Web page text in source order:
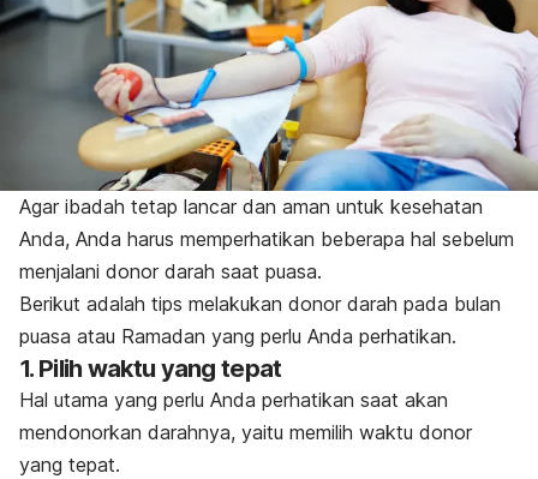
Agar ibadah tetap lancar dan aman untuk kesehatan
Anda, Anda harus memperhatikan beberapa hal sebelum
menjalani donor darah saat puasa.
Berikut adalah tips melakukan donor darah pada bulan
puasa atau Ramadan yang perlu Anda perhatikan.
1. Pilih waktu yang tepat
Hal utama yang perlu Anda perhatikan saat akan
mendonorkan darahnya, yaitu memilih waktu donor
yang tepat.